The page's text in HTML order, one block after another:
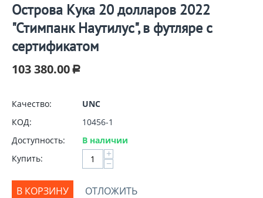
Острова Кука 20 долларов 2022
"Стимпанк Наутилус", в футляре с
сертификатом
103 380.00 Р
Качество:
UNC
КОД:
10456-1
Доступность:
В наличии
Купить:
+
−
В КОРЗИНУ ОТЛОЖИТЬ